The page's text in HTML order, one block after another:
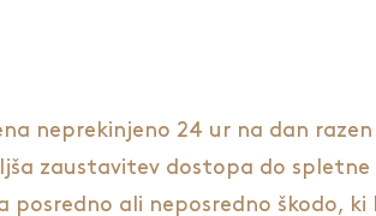
neprekinjeno 24 ur na dan
zaustavitev dostopa do
ali neposredno škodo,